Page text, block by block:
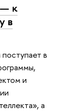
к
в
в
и
а